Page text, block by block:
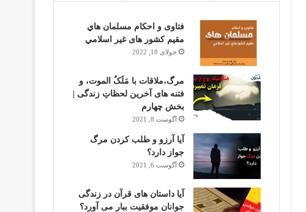
فتاوى و احكام مسلمان هاي
مقيم كشور هاى غير اسلامي
جولای 18, 2022
مرگ،ملاقات با مَلَکُ الموت، و
فتنه های آخرین لحظاتِ زندگی |
بخش چهارم
آگوست 8, 2021
آیا آرزو و طلب کردن مرگ
جواز دارد؟
آگوست 6, 2021
آیا داستان های قرآن در زندگی
جوانان موفقیت ببار می آورد؟